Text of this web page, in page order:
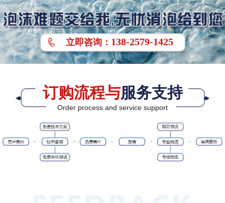
立即咨询 ： 138-2579-1425
订购流程与服务支持
Order process and service support